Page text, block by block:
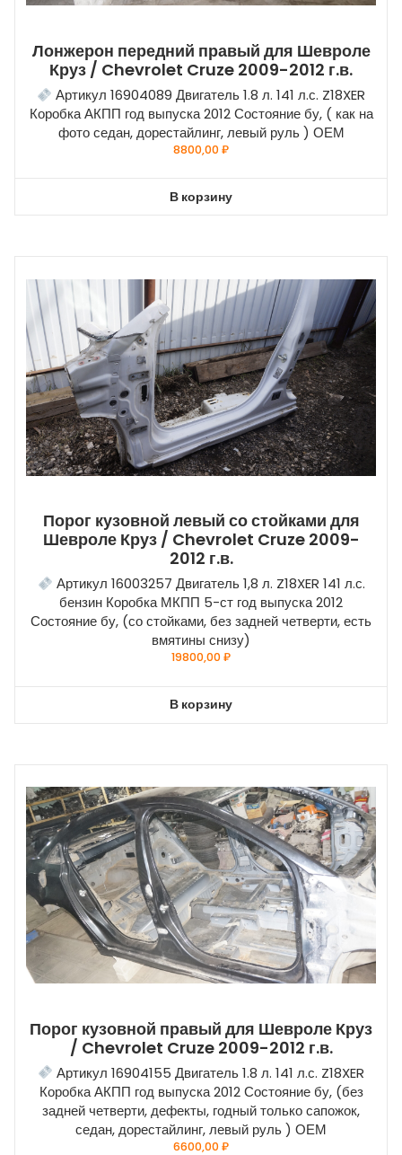
Лонжерон передний правый для Шевроле
Круз / Chevrolet Cruze 2009-2012 г.в.
Артикул 16904089 Двигатель 1.8 л. 141 л.с. Z18XER
Коробка АКПП год выпуска 2012 Состояние бу, ( как на
фото седан, дорестайлинг, левый руль ) ОЕМ
8800,00₽
В корзину
Порог кузовной левый со стойками для
Шевроле Круз / Chevrolet Cruze 2009-
2012 г.в.
Артикул 16003257 Двигатель 1,8 л. Z18XER 141 л.с.
бензин Коробка МКПП 5-ст год выпуска 2012
Состояние бу, (со стойками, без задней четверти, есть
вмятины снизу)
19800,00₽
В корзину
Порог кузовной правый для Шевроле Круз
/ Chevrolet Cruze 2009-2012 г.в.
Артикул 16904155 Двигатель 1.8 л. 141 л.с. Z18XER
Коробка АКПП год выпуска 2012 Состояние бу, (без
задней четверти, дефекты, годный только сапожок,
седан, дорестайлинг, левый руль ) ОЕМ
6600,00₽